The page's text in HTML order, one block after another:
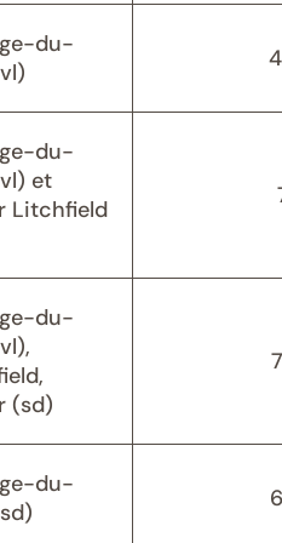
du-
du-
et
Litchfield
du-
(sd)
du-